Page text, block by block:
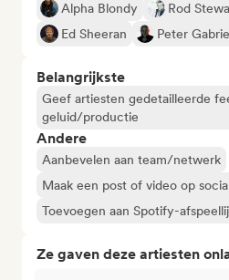
Alpha Blondy
Rod
Ed Sheeran
Peter
Belangrijkste
Geef artiesten gedetailleerde
geluid/productie
Andere
Aanbevelen aan team/netwerk
Maak een post of video op
Toevoegen aan Spotify-
Ze gaven deze artiesten